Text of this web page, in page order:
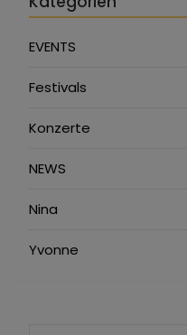
EVENTS
Festivals
Konzerte
NEWS
Nina
Yvonne